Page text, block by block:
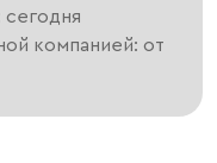
компанией: от